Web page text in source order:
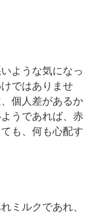
ような気になっ
ではありませ
個人差があるか
うであれば、赤
も、何も心配す
ミルクであれ、